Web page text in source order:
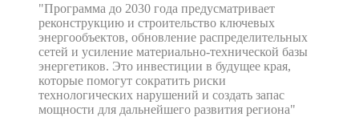
"Программа до 2030 года предусматривает
реконструкцию и строительство ключевых
энергообъектов, обновление распределительных
сетей и усиление материально-технической базы
энергетиков. Это инвестиции в будущее края,
которые помогут сократить риски
технологических нарушений и создать запас
мощности для дальнейшего развития региона"